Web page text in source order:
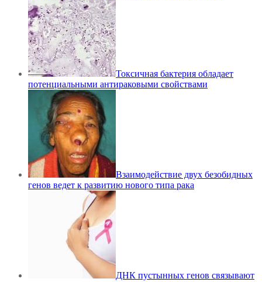
Токсичная бактерия обладает
потенциальными антираковыми свойствами
Взаимодействие двух безобидных
генов ведет к развитию нового типа рака
ДНК пустынных генов связывают